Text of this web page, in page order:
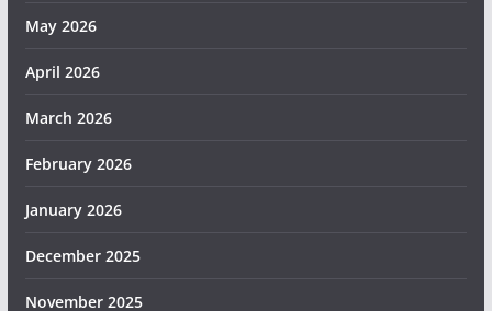
May 2026
April 2026
March 2026
February 2026
January 2026
December 2025
November 2025